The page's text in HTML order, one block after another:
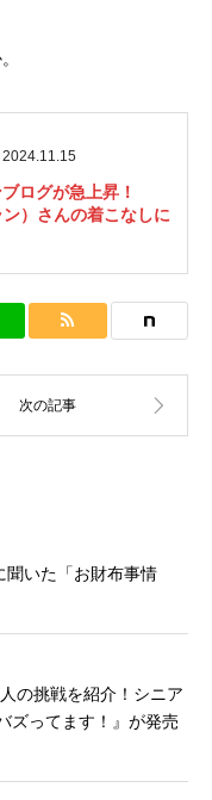
2024.11.15
ログが急上昇！
）さんの着こなしに
聞いた「お財布事情
の挑戦を紹介！シニア
ズってます！』が発売